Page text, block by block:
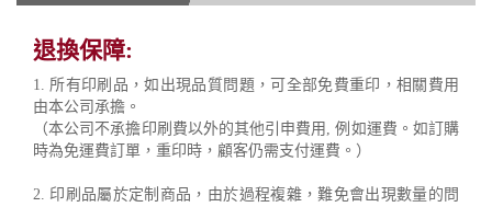
退換保障:
1. 所有印刷品，如出現品質問題，可全部免費重印，相關費用
由本公司承擔。
（本公司不承擔印刷費以外的其他引申費用, 例如運費。如訂購
時為免運費訂單，重印時，顧客仍需支付運費。）
2. 印刷品屬於定制商品，由於過程複雜，難免會出現數量的問